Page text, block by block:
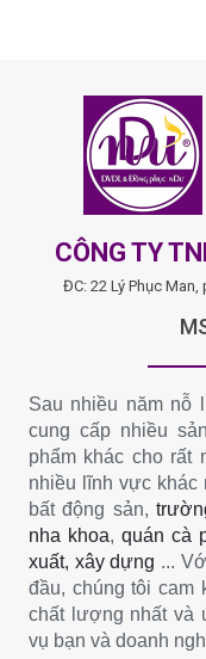
CÔNG TY
ĐC: 22 Lý Phục
Sau nhiều năm nỗ
cung cấp nhiều
phẩm khác cho rất
nhiều lĩnh vực khác
bất động sản,
nha khoa, quán cà
xuất, xây dựng ...
đầu, chúng tôi cam
chất lượng nhất và
vụ bạn và doanh